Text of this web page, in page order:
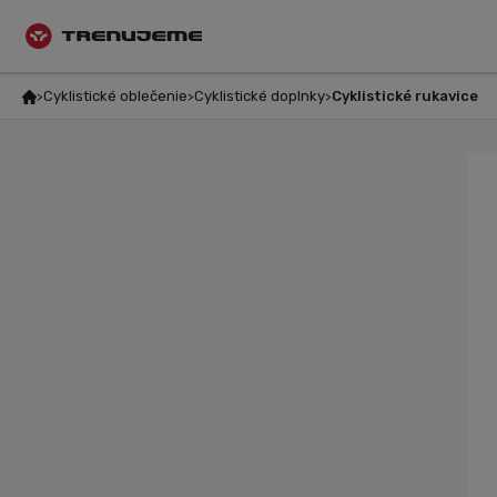
Cyklistické oblečenie Cyklistické doplnky Cyklistické rukavice